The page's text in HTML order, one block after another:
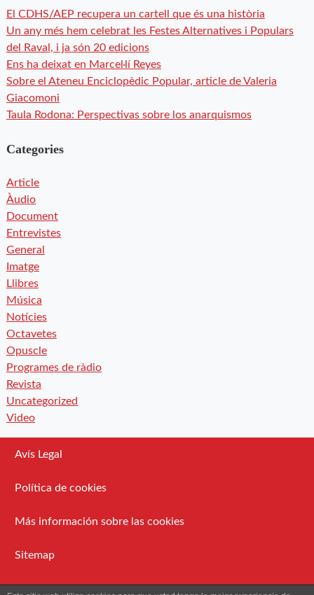
El CDHS/AEP recupera un cartell que és una història
Un any més hem celebrat les Festes Alternatives i Populars
del Raval, i ja són 20 edicions
Ens ha deixat en Marcel·lí Reyes
Sobre el Ateneu Enciclopèdic Popular, article de Valeria
Giacomoni
Taula Rodona: Perspectivas sobre los anarquismos
Categories
Article
Àudio
Document
Entrevistes
General
Imatge
Llibres
Música
Notícies
Octavetes
Opuscle
Programes de ràdio
Revista
Uncategorized
Video
Avís Legal
Política de cookies
Más información sobre las cookies
Sitemap
Administració